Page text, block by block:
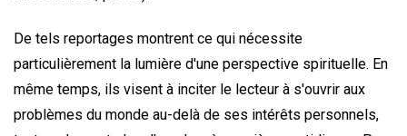
De tels reportages montrent ce qui nécessite
particulièrement la lumière d'une perspective spirituelle. En
même temps, ils visent à inciter le lecteur à s'ouvrir aux
problèmes du monde au-delà de ses intérêts personnels,